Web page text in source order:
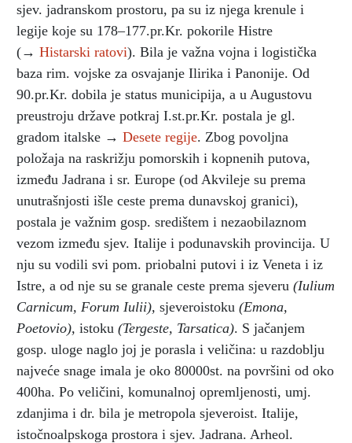
sjev. jadranskom prostoru, pa su iz njega krenule i
legije koje su 178–177.pr.Kr. pokorile Histre
(→ Histarski ratovi). Bila je važna vojna i logistička
baza rim. vojske za osvajanje Ilirika i Panonije. Od
90.pr.Kr. dobila je status municipija, a u Augustovu
preustroju države potkraj I.st.pr.Kr. postala je gl.
gradom italske → Desete regije. Zbog povoljna
položaja na raskrižju pomorskih i kopnenih putova,
između Jadrana i sr. Europe (od Akvileje su prema
unutrašnjosti išle ceste prema dunavskoj granici),
postala je važnim gosp. središtem i nezaobilaznom
vezom između sjev. Italije i podunavskih provincija. U
nju su vodili svi pom. priobalni putovi i iz Veneta i iz
Istre, a od nje su se granale ceste prema sjeveru (Iulium
Carnicum, Forum Iulii), sjeveroistoku (Emona,
Poetovio), istoku (Tergeste, Tarsatica). S jačanjem
gosp. uloge naglo joj je porasla i veličina: u razdoblju
najveće snage imala je oko 80000st. na površini od oko
400ha. Po veličini, komunalnoj opremljenosti, umj.
zdanjima i dr. bila je metropola sjeveroist. Italije,
istočnoalpskoga prostora i sjev. Jadrana. Arheol.